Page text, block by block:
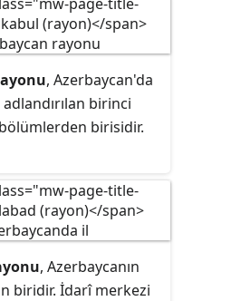
, Azerbaycan'da
birinci
birisidir.
, Azerbaycanın
biridir. İdarî merkezi